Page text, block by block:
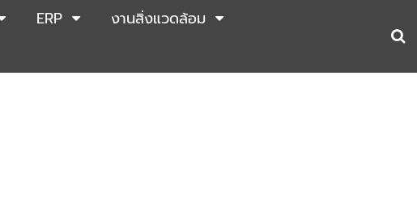
ERP
งานสิ่งแวดล้อม